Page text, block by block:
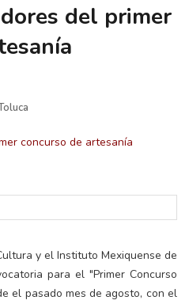
del primer
y el Instituto Mexiquense de
para el "Primer Concurso
el pasado mes de agosto, con el